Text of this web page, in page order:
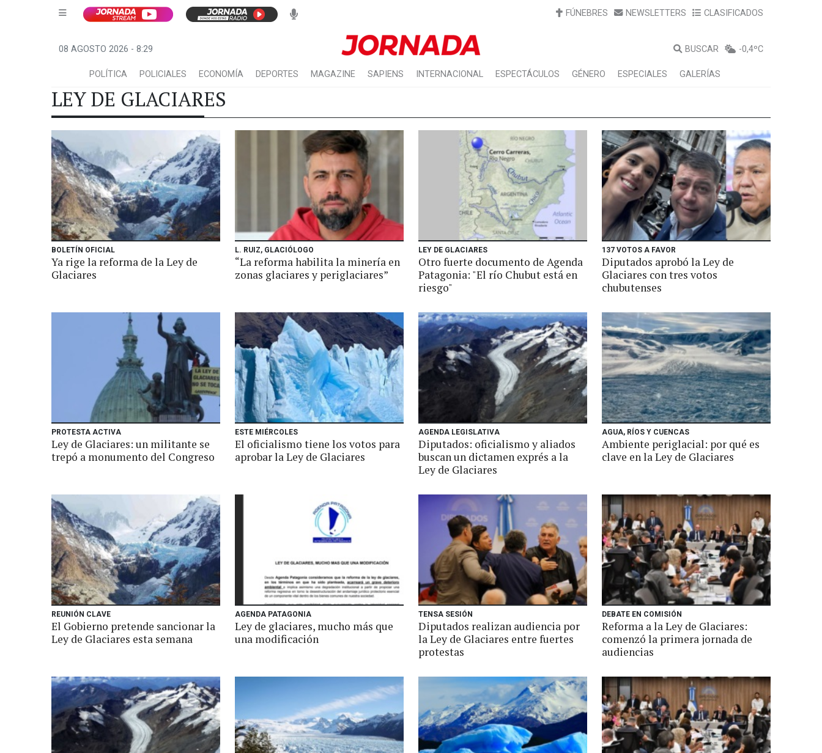
FÚNEBRES NEWSLETTERS CLASIFICADOS
08 AGOSTO 2026 - 8:29 BUSCAR -0,4ºC
POLÍTICA POLICIALES ECONOMÍA DEPORTES MAGAZINE SAPIENS INTERNACIONAL ESPECTÁCULOS GÉNERO ESPECIALES GALERÍAS
LEY DE GLACIARES
BOLETÍN OFICIAL
Ya rige la reforma de la Ley de
Glaciares
L. RUIZ, GLACIÓLOGO
“La reforma habilita la minería en
zonas glaciares y periglaciares”
LEY DE GLACIARES
Otro fuerte documento de Agenda
Patagonia: "El río Chubut está en
riesgo"
137 VOTOS A FAVOR
Diputados aprobó la Ley de
Glaciares con tres votos
chubutenses
PROTESTA ACTIVA
Ley de Glaciares: un militante se
trepó a monumento del Congreso
ESTE MIÉRCOLES
El oficialismo tiene los votos para
aprobar la Ley de Glaciares
AGENDA LEGISLATIVA
Diputados: oficialismo y aliados
buscan un dictamen exprés a la
Ley de Glaciares
AGUA, RÍOS Y CUENCAS
Ambiente periglacial: por qué es
clave en la Ley de Glaciares
REUNIÓN CLAVE
El Gobierno pretende sancionar la
Ley de Glaciares esta semana
AGENDA PATAGONIA
Ley de glaciares, mucho más que
una modificación
TENSA SESIÓN
Diputados realizan audiencia por
la Ley de Glaciares entre fuertes
protestas
DEBATE EN COMISIÓN
Reforma a la Ley de Glaciares:
comenzó la primera jornada de
audiencias